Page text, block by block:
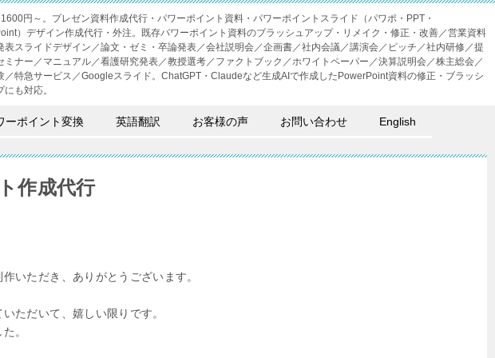
円～。プレゼン資料作成代行・パワーポイント資料・パワーポイントスライド（パワポ・PPT・
）デザイン作成代行・外注。既存パワーポイント資料のブラッシュアップ・リメイク・修正・改善／営業資料
表スライドデザイン／論文・ゼミ・卒論発表／会社説明会／企画書／社内会議／講演会／ピッチ／社内研修／提
ミナー／マニュアル／看護研究発表／教授選考／ファクトブック／ホワイトペーパー／決算説明会／株主総会／
／特急サービス／Googleスライド。ChatGPT・Claudeなど生成AIで作成したPowerPoint資料の修正・ブラッシ
にも対応。
ーポイント変換 英語翻訳 お客様の声 お問い合わせ English
作成代行
いただき、ありがとうございます。
ただいて、嬉しい限りです。
。